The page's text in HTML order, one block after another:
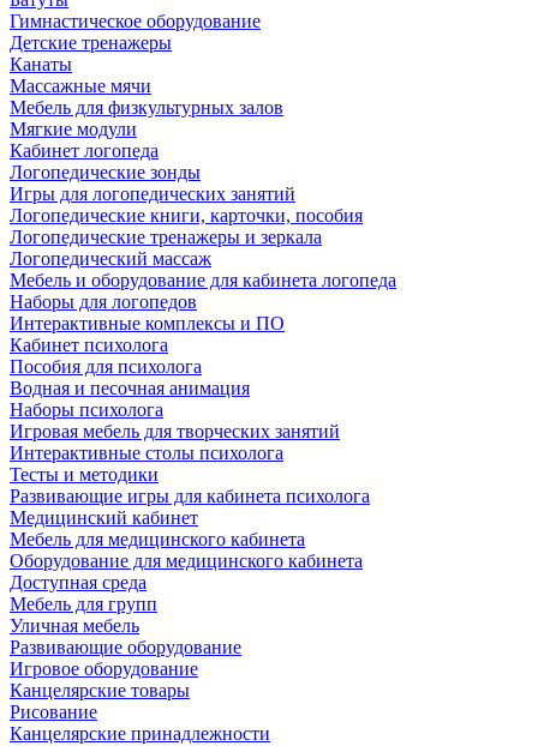
Гимнастическое оборудование
Детские тренажеры
Канаты
Массажные мячи
Мебель для физкультурных залов
Мягкие модули
Кабинет логопеда
Логопедические зонды
Игры для логопедических занятий
Логопедические книги, карточки, пособия
Логопедические тренажеры и зеркала
Логопедический массаж
Мебель и оборудование для кабинета логопеда
Наборы для логопедов
Интерактивные комплексы и ПО
Кабинет психолога
Пособия для психолога
Водная и песочная анимация
Наборы психолога
Игровая мебель для творческих занятий
Интерактивные столы психолога
Тесты и методики
Развивающие игры для кабинета психолога
Медицинский кабинет
Мебель для медицинского кабинета
Оборудование для медицинского кабинета
Доступная среда
Мебель для групп
Уличная мебель
Развивающие оборудование
Игровое оборудование
Канцелярские товары
Рисование
Канцелярские принадлежности